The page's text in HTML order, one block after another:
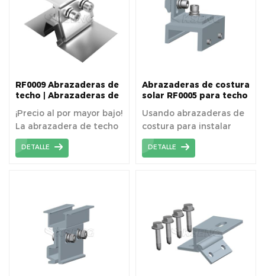
RF0009 Abrazaderas de
techo | Abrazaderas de
costura alzada
¡Precio al por mayor bajo!
La abrazadera de techo
de metal no es necesaria
para perforar el orificio y
directamente.
DETALLE
Abrazaderas de costura
solar RF0005 para techo
Usando abrazaderas de
costura para instalar
paneles solares en
techos de metal.
DETALLE